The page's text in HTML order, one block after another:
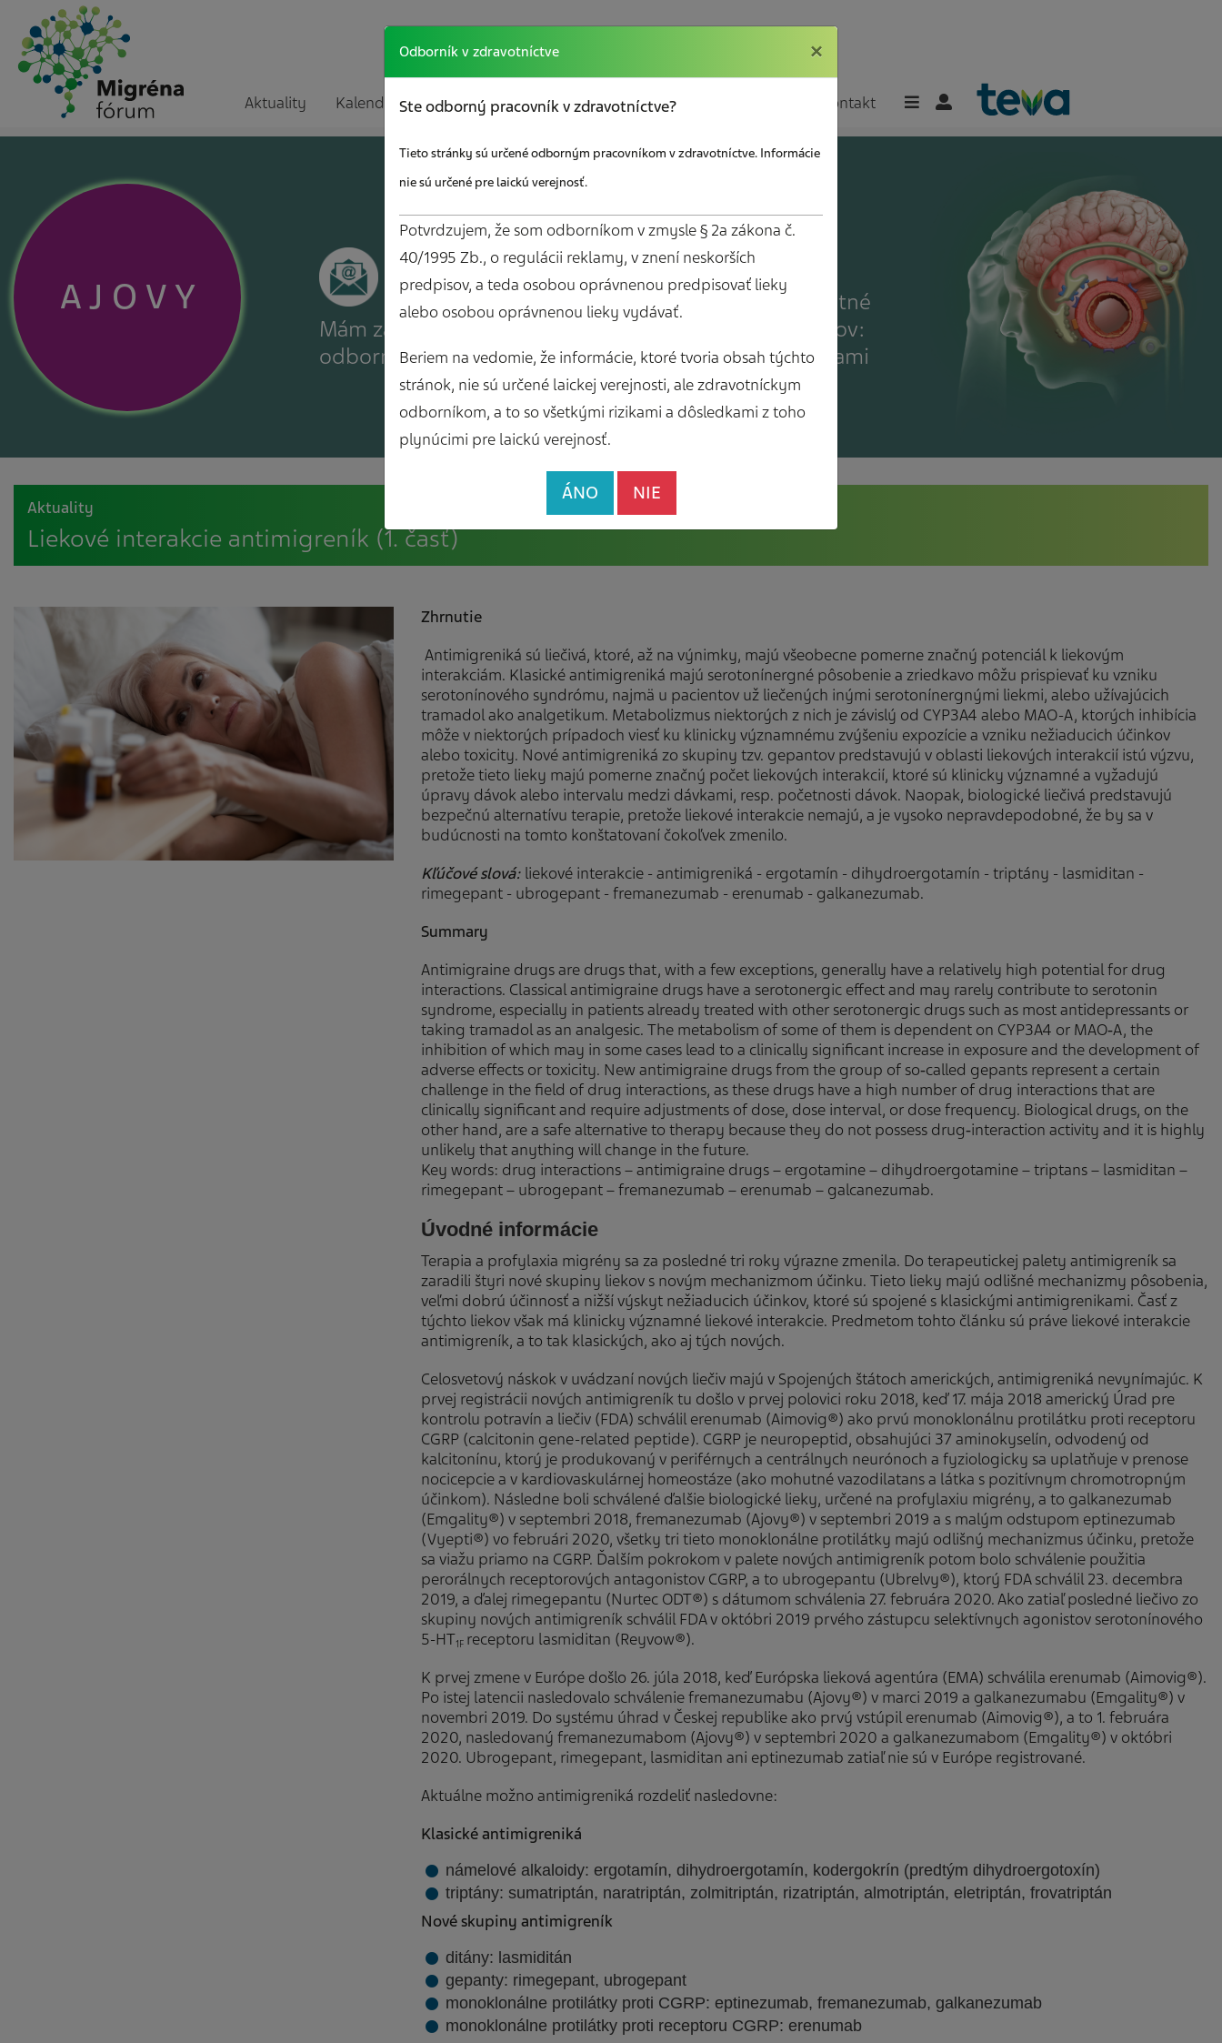
Aktuality Kalendár akcií Vzdelávanie Sociálna poradňa Kontakt
AJ O V Y
Mám záujem o zasielanie
odborného spravodajcu
Mám záujem o bezplatné
materiály pre pacientov:
Diár pacienta s bolesťami
hlavy
Aktuality
Liekové interakcie antimigreník (1. časť)
Zhrnutie
Antimigreniká sú liečivá, ktoré, až na výnimky, majú všeobecne pomerne značný potenciál k liekovým
interakciám. Klasické antimigreniká majú serotonínergné pôsobenie a zriedkavo môžu prispievať ku vzniku
serotonínového syndrómu, najmä u pacientov už liečených inými serotonínergnými liekmi, alebo užívajúcich
tramadol ako analgetikum. Metabolizmus niektorých z nich je závislý od CYP3A4 alebo MAO-A, ktorých inhibícia
môže v niektorých prípadoch viesť ku klinicky významnému zvýšeniu expozície a vzniku nežiaducich účinkov
alebo toxicity. Nové antimigreniká zo skupiny tzv. gepantov predstavujú v oblasti liekových interakcií istú výzvu,
pretože tieto lieky majú pomerne značný počet liekových interakcií, ktoré sú klinicky významné a vyžadujú
úpravy dávok alebo intervalu medzi dávkami, resp. početnosti dávok. Naopak, biologické liečivá predstavujú
bezpečnú alternatívu terapie, pretože liekové interakcie nemajú, a je vysoko nepravdepodobné, že by sa v
budúcnosti na tomto konštatovaní čokoľvek zmenilo.
Kľúčové slová: liekové interakcie - antimigreniká - ergotamín - dihydroergotamín - triptány - lasmiditan -
rimegepant - ubrogepant - fremanezumab - erenumab - galkanezumab.
Summary
Antimigraine drugs are drugs that, with a few exceptions, generally have a relatively high potential for drug
interactions. Classical antimigraine drugs have a serotonergic effect and may rarely contribute to serotonin
syndrome, especially in patients already treated with other serotonergic drugs such as most antidepressants or
taking tramadol as an analgesic. The metabolism of some of them is dependent on CYP3A4 or MAO‑A, the
inhibition of which may in some cases lead to a clinically significant increase in exposure and the development of
adverse effects or toxicity. New antimigraine drugs from the group of so‑called gepants represent a certain
challenge in the field of drug interactions, as these drugs have a high number of drug interactions that are
clinically significant and require adjustments of dose, dose interval, or dose frequency. Biological drugs, on the
other hand, are a safe alternative to therapy because they do not possess drug‑interaction activity and it is highly
unlikely that anything will change in the future.
Key words: drug interactions – antimigraine drugs – ergotamine – dihydroergotamine – triptans – lasmiditan –
rimegepant – ubrogepant – fremanezumab – erenumab – galcanezumab.
Úvodné informácie
Terapia a profylaxia migrény sa za posledné tri roky výrazne zmenila. Do terapeutickej palety antimigreník sa
zaradili štyri nové skupiny liekov s novým mechanizmom účinku. Tieto lieky majú odlišné mechanizmy pôsobenia,
veľmi dobrú účinnosť a nižší výskyt nežiaducich účinkov, ktoré sú spojené s klasickými antimigrenikami. Časť z
týchto liekov však má klinicky významné liekové interakcie. Predmetom tohto článku sú práve liekové interakcie
antimigreník, a to tak klasických, ako aj tých nových.
Celosvetový náskok v uvádzaní nových liečiv majú v Spojených štátoch amerických, antimigreniká nevynímajúc. K
prvej registrácii nových antimigreník tu došlo v prvej polovici roku 2018, keď 17. mája 2018 americký Úrad pre
kontrolu potravín a liečiv (FDA) schválil erenumab (Aimovig®) ako prvú monoklonálnu protilátku proti receptoru
CGRP (calcitonin gene-related peptide). CGRP je neuropeptid, obsahujúci 37 aminokyselín, odvodený od
kalcitonínu, ktorý je produkovaný v periférnych a centrálnych neurónoch a fyziologicky sa uplatňuje v prenose
nocicepcie a v kardiovaskulárnej homeostáze (ako mohutné vazodilatans a látka s pozitívnym chromotropným
účinkom). Následne boli schválené ďalšie biologické lieky, určené na profylaxiu migrény, a to galkanezumab
(Emgality®) v septembri 2018, fremanezumab (Ajovy®) v septembri 2019 a s malým odstupom eptinezumab
(Vyepti®) vo februári 2020, všetky tri tieto monoklonálne protilátky majú odlišný mechanizmus účinku, pretože
sa viažu priamo na CGRP. Ďalším pokrokom v palete nových antimigreník potom bolo schválenie použitia
perorálnych receptorových antagonistov CGRP, a to ubrogepantu (Ubrelvy®), ktorý FDA schválil 23. decembra
2019, a ďalej rimegepantu (Nurtec ODT®) s dátumom schválenia 27. februára 2020. Ako zatiaľ posledné liečivo zo
skupiny nových antimigreník schválil FDA v októbri 2019 prvého zástupcu selektívnych agonistov serotonínového
5-HT1F receptoru lasmiditan (Reyvow®).
K prvej zmene v Európe došlo 26. júla 2018, keď Európska lieková agentúra (EMA) schválila erenumab (Aimovig®).
Po istej latencii nasledovalo schválenie fremanezumabu (Ajovy®) v marci 2019 a galkanezumabu (Emgality®) v
novembri 2019. Do systému úhrad v Českej republike ako prvý vstúpil erenumab (Aimovig®), a to 1. februára
2020, nasledovaný fremanezumabom (Ajovy®) v septembri 2020 a galkanezumabom (Emgality®) v októbri
2020. Ubrogepant, rimegepant, lasmiditan ani eptinezumab zatiaľ nie sú v Európe registrované.
Aktuálne možno antimigreniká rozdeliť nasledovne:
Klasické antimigreniká
námelové alkaloidy: ergotamín, dihydroergotamín, kodergokrín (predtým dihydroergotoxín)
triptány: sumatriptán, naratriptán, zolmitriptán, rizatriptán, almotriptán, eletriptán, frovatriptán
Nové skupiny antimigreník
ditány: lasmiditán
gepanty: rimegepant, ubrogepant
monoklonálne protilátky proti CGRP: eptinezumab, fremanezumab, galkanezumab
monoklonálne protilátky proti receptoru CGRP: erenumab
Odborník v zdravotníctve ×
Ste odborný pracovník v zdravotníctve?
Tieto stránky sú určené odborným pracovníkom v zdravotníctve. Informácie
nie sú určené pre laickú verejnosť.
Potvrdzujem, že som odborníkom v zmysle § 2a zákona č.
40/1995 Zb., o regulácii reklamy, v znení neskorších
predpisov, a teda osobou oprávnenou predpisovať lieky
alebo osobou oprávnenou lieky vydávať.
Beriem na vedomie, že informácie, ktoré tvoria obsah týchto
stránok, nie sú určené laickej verejnosti, ale zdravotníckym
odborníkom, a to so všetkými rizikami a dôsledkami z toho
plynúcimi pre laickú verejnosť.
ÁNO NIE